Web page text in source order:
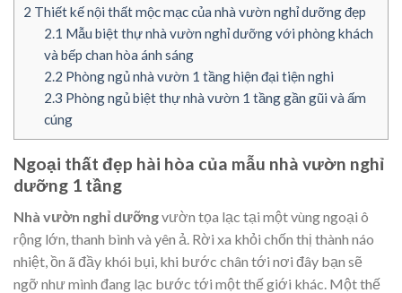
2 Thiết kế nội thất mộc mạc của nhà vườn nghỉ dưỡng đẹp
2.1 Mẫu biệt thự nhà vườn nghỉ dưỡng với phòng khách
và bếp chan hòa ánh sáng
2.2 Phòng ngủ nhà vườn 1 tầng hiện đại tiện nghi
2.3 Phòng ngủ biệt thự nhà vườn 1 tầng gần gũi và ấm
cúng
Ngoại thất đẹp hài hòa của mẫu nhà vườn nghỉ
dưỡng 1 tầng
Nhà vườn nghỉ dưỡngvườn tọa lạc tại một vùng ngoại ô
rộng lớn, thanh bình và yên ả. Rời xa khỏi chốn thị thành náo
nhiệt, ồn ã đầy khói bụi, khi bước chân tới nơi đây bạn sẽ
ngỡ như mình đang lạc bước tới một thế giới khác. Một thế